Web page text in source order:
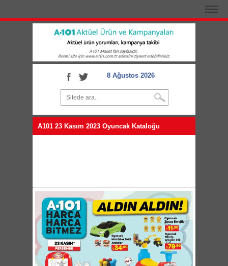
8 Ağustos 2026
A101 23 Kasım 2023 Oyuncak Kataloğu